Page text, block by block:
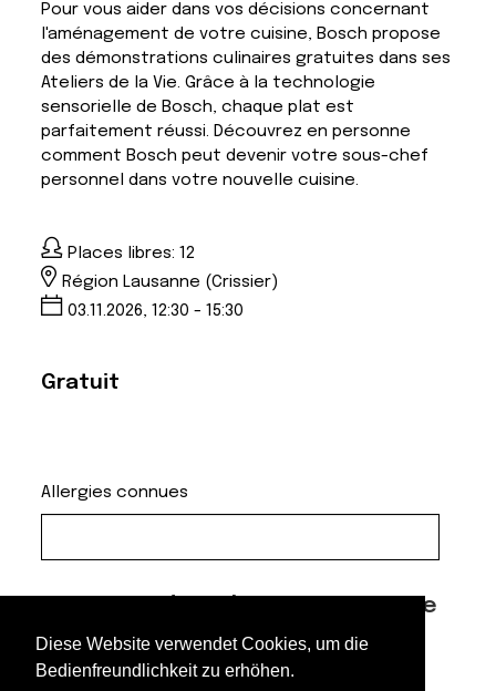
Diese Website verwendet Cookies, um die
Bedienfreundlichkeit zu erhöhen.
Pour vous aider dans vos décisions concernant
l'aménagement de votre cuisine, Bosch propose
des démonstrations culinaires gratuites dans ses
Ateliers de la Vie. Grâce à la technologie
sensorielle de Bosch, chaque plat est
parfaitement réussi. Découvrez en personne
comment Bosch peut devenir votre sous-chef
personnel dans votre nouvelle cuisine.
Places libres: 12
Région Lausanne (Crissier)
03.11.2026, 12:30 - 15:30
Gratuit
Allergies connues
Avez-vous déjà choisi un cuisiniste
/ revendeur ?
Oui